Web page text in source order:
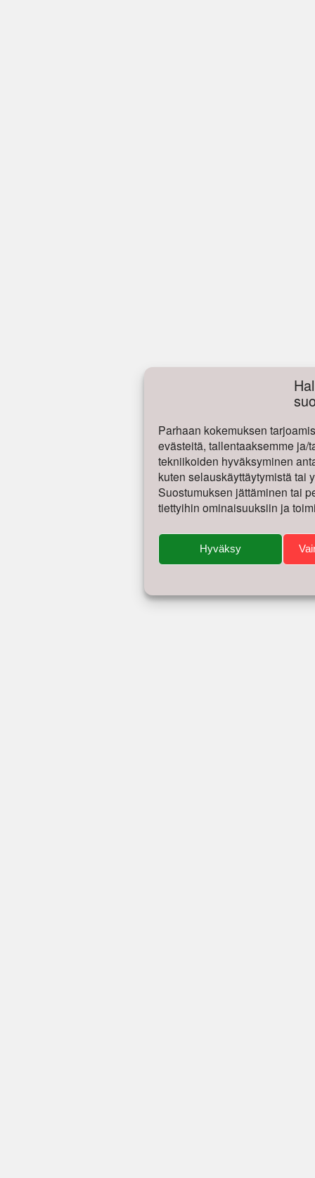
Parhaan kokemuksen
evästeitä, tallentaaksemme ja/
tekniikoiden hyväksyminen
kuten selauskäyttäytymistä tai
Suostumuksen jättäminen tai
tiettyihin ominaisuuksiin ja
Hyväksy